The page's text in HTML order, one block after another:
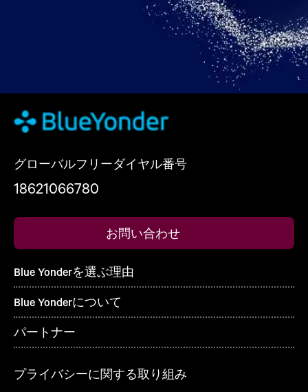
グローバルフリーダイヤル番号
18621066780
お問い合わせ
Blue Yonderを選ぶ理由
Blue Yonderについて
パートナー
プライバシーに関する取り組み